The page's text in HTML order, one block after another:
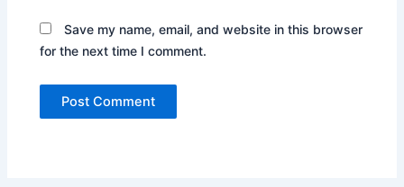
Save my name, email, and website in this browser
for the next time I comment.